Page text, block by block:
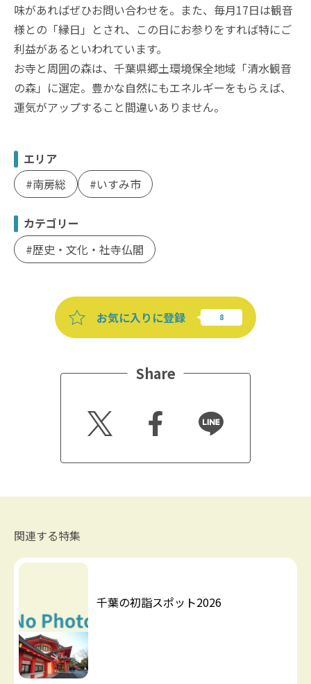
味があればぜひお問い合わせを。また、毎月17日は観音
様との「縁日」とされ、この日にお参りをすれば特にご
利益があるといわれています。
お寺と周囲の森は、千葉県郷土環境保全地域「清水観音
の森」に選定。豊かな自然にもエネルギーをもらえば、
運気がアップすること間違いありません。
エリア
南房総
いすみ市
カテゴリー
歴史・文化・社寺仏閣
お気に入りに登録
Share
Twitt
er
Faceb
ook
Line
関連する特集
千葉の初詣スポット2026